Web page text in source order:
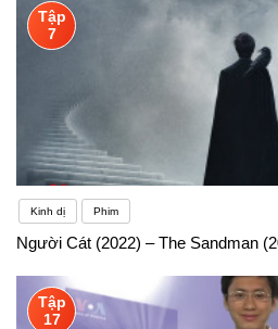
Tập
7
Kinh dị Phim
Người Cát (2022) – The Sandman
Tập
17